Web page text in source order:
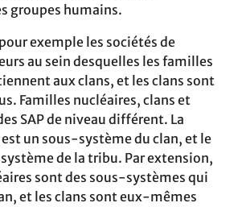
groupes humains.
exemple les sociétés de
au sein desquelles les familles
aux clans, et les clans sont
Familles nucléaires, clans et
SAP de niveau différent. La
un sous-système du clan, et le
de la tribu. Par extension,
sont des sous-systèmes qui
et les clans sont eux-mêmes